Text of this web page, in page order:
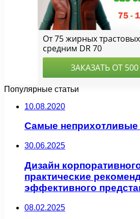
Популярные статьи
10.08.2020
Самые
30.06.2025
Дизайн
практические
эффективного
08.02.2025